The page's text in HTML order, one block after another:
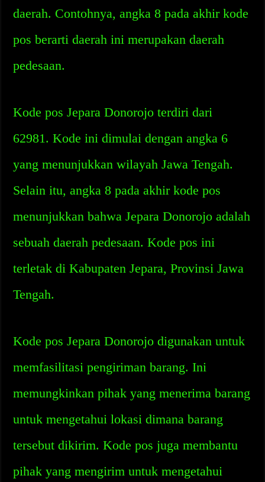
daerah. Contohnya, angka 8 pada akhir kode
pos berarti daerah ini merupakan daerah
pedesaan.
Kode pos Jepara Donorojo terdiri dari
62981. Kode ini dimulai dengan angka 6
yang menunjukkan wilayah Jawa Tengah.
Selain itu, angka 8 pada akhir kode pos
menunjukkan bahwa Jepara Donorojo adalah
sebuah daerah pedesaan. Kode pos ini
terletak di Kabupaten Jepara, Provinsi Jawa
Tengah.
Kode pos Jepara Donorojo digunakan untuk
memfasilitasi pengiriman barang. Ini
memungkinkan pihak yang menerima barang
untuk mengetahui lokasi dimana barang
tersebut dikirim. Kode pos juga membantu
pihak yang mengirim untuk mengetahui